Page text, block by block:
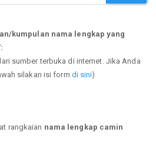
kumpulan nama lengkap yang
sumber terbuka di internet. Jika Anda
silakan isi form di sini)
rangkaian nama lengkap camin